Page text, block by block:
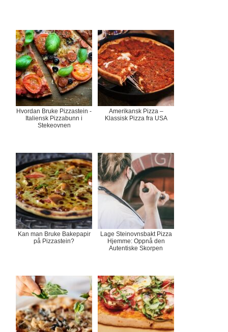
Hvordan Bruke Pizzastein -
Italiensk Pizzabunn i
Stekeovnen
Amerikansk Pizza –
Klassisk Pizza fra USA
Kan man Bruke Bakepapir
på Pizzastein?
Lage Steinovnsbakt Pizza
Hjemme: Oppnå den
Autentiske Skorpen